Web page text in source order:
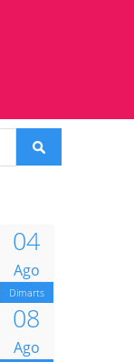
04
Ago
Dimarts
08
Ago